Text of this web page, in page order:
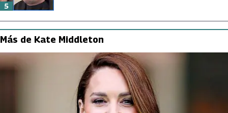
5
Más de Kate Middleton